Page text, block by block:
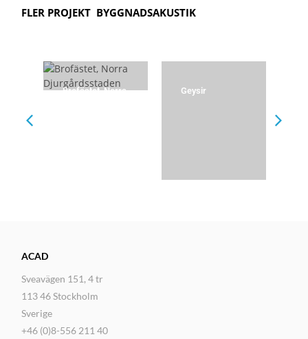
FLER PROJEKT BYGGNADSAKUSTIK
Brofästet, Norra
Geysir
ACAD
Sveavägen 151, 4 tr
113 46 Stockholm
Sverige
+46 (0)8-556 211 40